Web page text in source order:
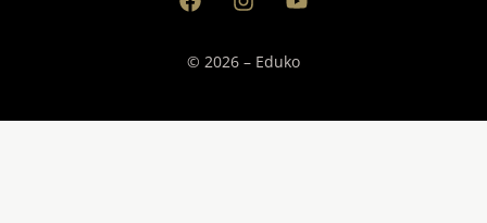
© 2026 – Eduko